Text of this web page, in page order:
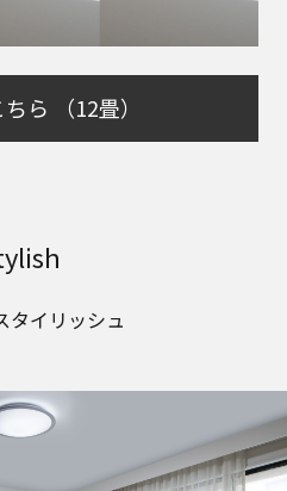
ら （12畳）
タイリッシュ